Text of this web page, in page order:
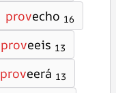
provecho 16
proveeis 13
proveerá 13